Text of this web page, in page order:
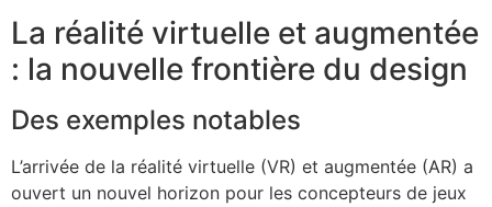
La réalité virtuelle et augmentée
: la nouvelle frontière du design
Des exemples notables
L’arrivée de la réalité virtuelle (VR) et augmentée (AR) a
ouvert un nouvel horizon pour les concepteurs de jeux